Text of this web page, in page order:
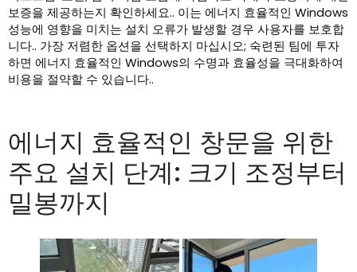
보증을 제공하는지 확인하세요.. 이는 에너지 효율적인 Windows
성능에 영향을 미치는 설치 오류가 발생할 경우 사용자를 보호합
니다.. 가장 저렴한 옵션을 선택하지 마십시오; 숙련된 팀에 투자
하면 에너지 효율적인 Windows의 수명과 효율성을 극대화하여
비용을 절약할 수 있습니다..
에너지 효율적인 창문을 위한
주요 설치 단계: 크기 조정부터
밀봉까지